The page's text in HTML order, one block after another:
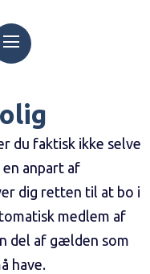
du faktisk ikke selve
anpart af
dig retten til at bo i
medlem af
del af gælden som
have.